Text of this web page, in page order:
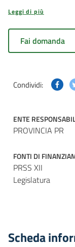
Leggi di più
Fai domanda
Condividi:
ENTE
PROVINCIA PR
FONTI DI
PRSS XII
Legislatura
Scheda